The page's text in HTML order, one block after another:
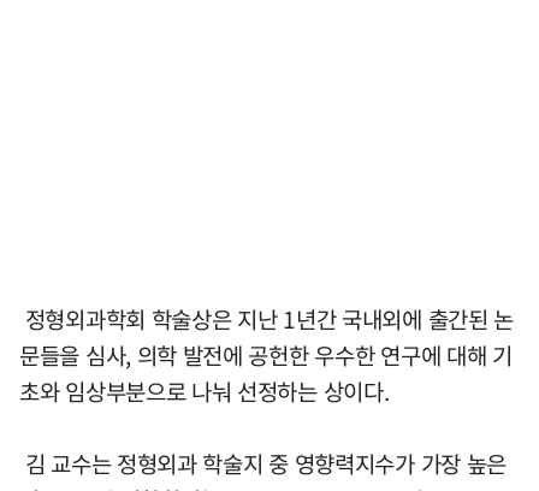
정형외과학회 학술상은 지난 1년간 국내외에 출간된 논
문들을 심사, 의학 발전에 공헌한 우수한 연구에 대해 기
초와 임상부분으로 나눠 선정하는 상이다.
김 교수는 정형외과 학술지 중 영향력지수가 가장 높은